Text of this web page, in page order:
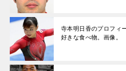
寺本明日香のプロフィ
好きな食べ物。画像。